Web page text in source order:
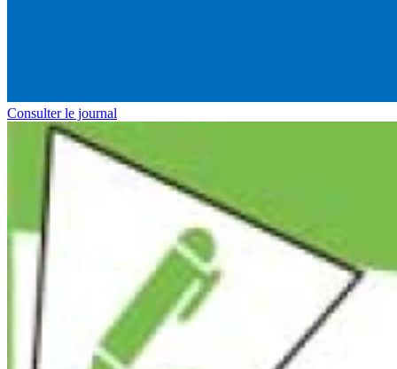
Consulter le journal